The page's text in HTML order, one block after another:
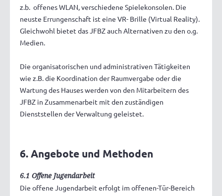
z.b. offenes WLAN, verschiedene Spielekonsolen. Die
neuste Errungenschaft ist eine VR- Brille (Virtual Reality).
Gleichwohl bietet das JFBZ auch Alternativen zu den o.g.
Medien.
Die organisatorischen und administrativen Tätigkeiten
wie z.B. die Koordination der Raumvergabe oder die
Wartung des Hauses werden von den Mitarbeitern des
JFBZ in Zusammenarbeit mit den zuständigen
Dienststellen der Verwaltung geleistet.
6. Angebote und Methoden
6.1 Offene Jugendarbeit
Die offene Jugendarbeit erfolgt im offenen-Tür-Bereich